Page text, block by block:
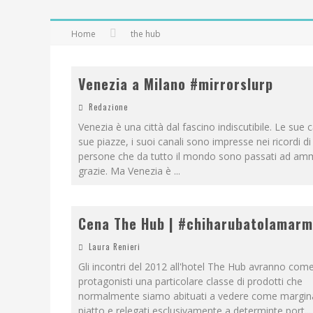
Home the hub
Venezia a Milano #mirrorslurp
Redazione
Venezia è una città dal fascino indiscutibile. Le sue
sue piazze, i suoi canali sono impresse nei ricordi
persone che da tutto il mondo sono passati ad
grazie. Ma Venezia è ...
Cena The Hub |
Laura Renieri
Gli incontri del 2012 all'hotel The Hub avranno come
protagonisti una particolare classe di prodotti che
normalmente siamo abituati a vedere come